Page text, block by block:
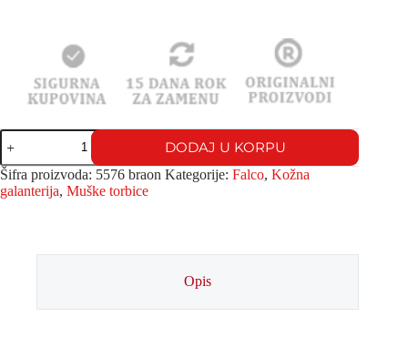
DODAJ U KORPU
Šifra proizvoda: 5576 braon Kategorije: Falco, Kožna
galanterija, Muške torbice
Opis